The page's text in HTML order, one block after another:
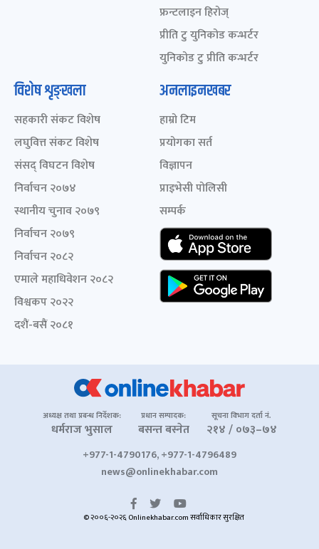
फ्रन्टलाइन हिरोज्
प्रीति टु युनिकोड कन्भर्टर
युनिकोड टु प्रीति कन्भर्टर
विशेष शृङ्खला
सहकारी संकट विशेष
लघुवित्त संकट विशेष
संसद् विघटन विशेष
निर्वाचन २०७४
स्थानीय चुनाव २०७९
निर्वाचन २०७९
निर्वाचन २०८२
एमाले महाधिवेशन २०८२
विश्वकप २०२२
दशैं-बसैं २०८१
अनलाइनखबर
हाम्रो टिम
प्रयोगका सर्त
विज्ञापन
प्राइभेसी पोलिसी
सम्पर्क
अध्यक्ष तथा प्रबन्ध निर्देशक:
धर्मराज भुसाल
प्रधान सम्पादक:
बसन्त बस्नेत
सूचना विभाग दर्ता नं.
२१४ / ०७३–७४
+977-1-4790176, +977-1-4796489
news@onlinekhabar.com
© २००६-२०२६ Onlinekhabar.com सर्वाधिकार सुरक्षित